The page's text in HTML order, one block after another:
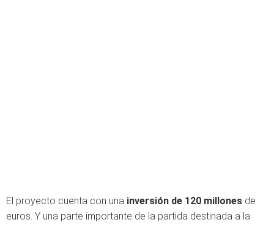
El proyecto cuenta con una inversión de 120 millones de
euros. Y una parte importante de la partida destinada a la